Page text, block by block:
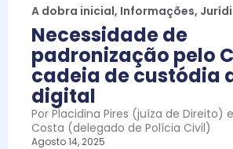
A dobra inicial, Informações,
Necessidade de
padronização pelo
cadeia de custódia
digital
Por Placidina Pires (juíza de Direito)
Costa (delegado de Polícia Civil)
Agosto 14, 2025